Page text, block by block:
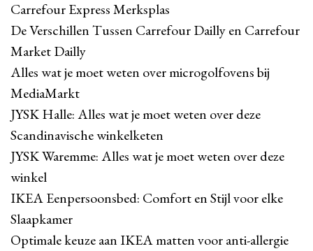
Carrefour Express Merksplas
De Verschillen Tussen Carrefour Dailly en Carrefour
Market Dailly
Alles wat je moet weten over microgolfovens bij
MediaMarkt
JYSK Halle: Alles wat je moet weten over deze
Scandinavische winkelketen
JYSK Waremme: Alles wat je moet weten over deze
winkel
IKEA Eenpersoonsbed: Comfort en Stijl voor elke
Slaapkamer
Optimale keuze aan IKEA matten voor anti-allergie